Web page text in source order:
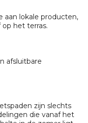
aan lokale producten,
het terras.
afsluitbare
zijn slechts
die vanaf het